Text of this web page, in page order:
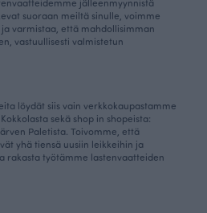
suoraan meiltä sinulle, voimme
varmistaa, että mahdollisimman
vastuullisesti valmistetun
löydät siis vain verkkokaupastamme
sekä shop in shopeista:
Paletista. Toivomme, että
yhä tiensä uusiin leikkeihin ja
rakasta työtämme lastenvaatteiden